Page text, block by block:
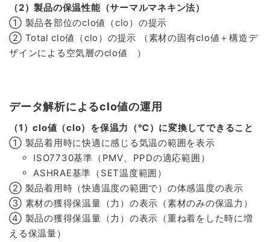
（2）製品の保温性能（サーマルマネキン法）
① 製品各部位のclo値（clo）の提示
② Total clo値（clo）の提示 （素材の固有clo値＋構造デ
ザインによる空気層のclo値 ）
データ解析によるclo値の運用
（1）clo値（clo）を保温力（℃）に変換してできること
① 製品着用時に快適に感じる気温の範囲を表示
ISO7730基準（PMV、PPDの適応範囲）
ASHRAE基準（SET温度範囲）
② 製品着用時（快適温度の範囲で）の体感温度の表示
③ 素材の獲得保温量（力）の表示（素材のみの保温力）
④ 製品の獲得保温量（力）の表示（重ね着をした時に増
える保温量）